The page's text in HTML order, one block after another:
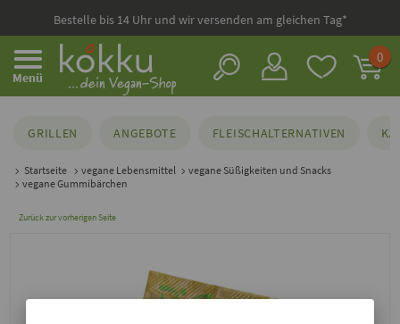
Bestelle bis 14 Uhr und wir versenden am gleichen Tag*
Menü
0
GRILLEN ANGEBOTE FLEISCHALTERNATIVEN
Startseite vegane Lebensmittel
vegane Süßigkeiten und Snacks
vegane Gummibärchen
Zurück zur vorherigen Seite